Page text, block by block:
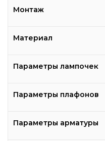
Монтаж
Материал
Параметры лампочек
Параметры плафонов
Параметры арматуры